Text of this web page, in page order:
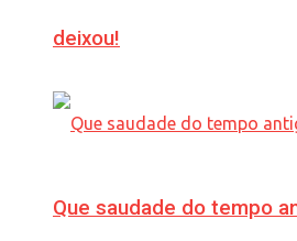
deixou!
Que saudade do tempo